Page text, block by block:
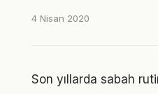
4 Nisan 2020
Son yıllarda sabah